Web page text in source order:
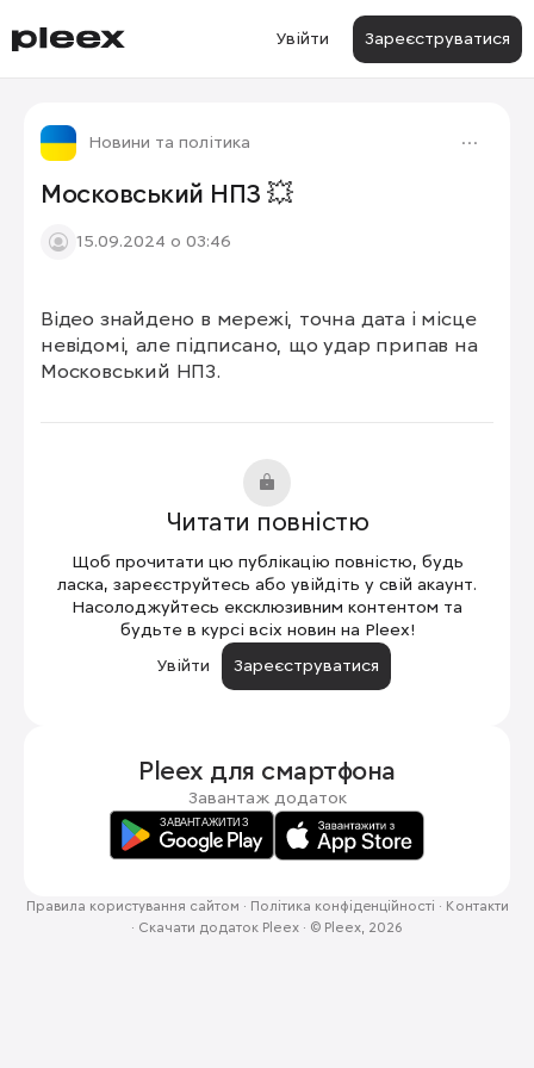
Увійти Зареєструватися
Новини та політика
Московський НПЗ 💥
15.09.2024 о 03:46
Відео знайдено в мережі, точна дата і місце
невідомі, але підписано, що удар припав на
Московський НПЗ.
Читати повністю
Щоб прочитати цю публікацію повністю, будь
ласка, зареєструйтесь або увійдіть у свій акаунт.
Насолоджуйтесь ексклюзивним контентом та
будьте в курсі всіх новин на Pleex!
Увійти
Зареєструватися
Pleex для смартфона
Завантаж додаток
Правила користування сайтом · Політика конфіденційності · Контакти
· Скачати додаток Pleex · © Pleex, 2026